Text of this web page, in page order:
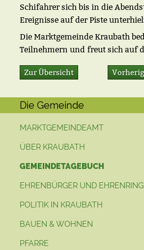
Schifahrer sich bis in die
Ereignisse auf der Piste
Die Marktgemeinde Kraubath
Teilnehmern und freut sich auf
Zur Übersicht
Die Gemeinde
MARKTGEMEINDEAMT
ÜBER KRAUBATH
GEMEINDETAGEBUCH
EHRENBÜRGER UND
POLITIK IN KRAUBATH
BAUEN & WOHNEN
PFARRE